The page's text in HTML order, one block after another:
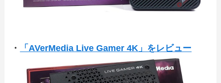
・ 「AVerMedia Live Gamer 4K」をレビュー